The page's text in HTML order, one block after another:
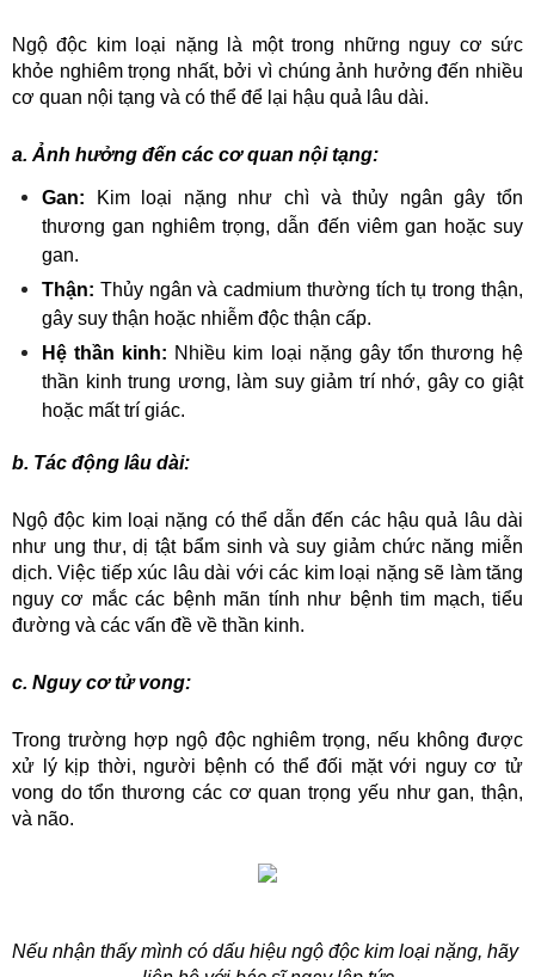
Ngộ độc kim loại nặng là một trong những nguy cơ sức
khỏe nghiêm trọng nhất, bởi vì chúng ảnh hưởng đến nhiều
cơ quan nội tạng và có thể để lại hậu quả lâu dài.
a. Ảnh hưởng đến các cơ quan nội tạng:
Gan: Kim loại nặng như chì và thủy ngân gây tổn
thương gan nghiêm trọng, dẫn đến viêm gan hoặc suy
gan.
Thận: Thủy ngân và cadmium thường tích tụ trong thận,
gây suy thận hoặc nhiễm độc thận cấp.
Hệ thần kinh: Nhiều kim loại nặng gây tổn thương hệ
thần kinh trung ương, làm suy giảm trí nhớ, gây co giật
hoặc mất trí giác.
b. Tác động lâu dài:
Ngộ độc kim loại nặng có thể dẫn đến các hậu quả lâu dài
như ung thư, dị tật bẩm sinh và suy giảm chức năng miễn
dịch. Việc tiếp xúc lâu dài với các kim loại nặng sẽ làm tăng
nguy cơ mắc các bệnh mãn tính như bệnh tim mạch, tiểu
đường và các vấn đề về thần kinh.
c. Nguy cơ tử vong:
Trong trường hợp ngộ độc nghiêm trọng, nếu không được
xử lý kịp thời, người bệnh có thể đối mặt với nguy cơ tử
vong do tổn thương các cơ quan trọng yếu như gan, thận,
và não.
Nếu nhận thấy mình có dấu hiệu ngộ độc kim loại nặng, hãy